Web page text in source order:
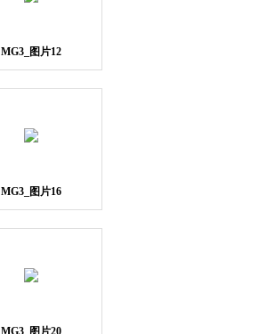
MG3_图片12
MG3_图片16
MG3_图片20